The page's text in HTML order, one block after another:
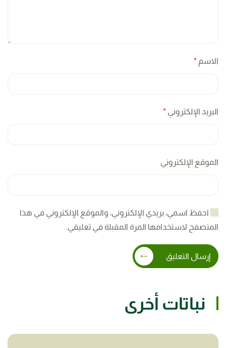
الاسم *
البريد الإلكتروني *
الموقع الإلكتروني
احفظ اسمي، بريدي الإلكتروني، والموقع الإلكتروني في هذا
المتصفح لاستخدامها المرة المقبلة في تعليقي.
إرسال التعليق
نباتات أخرى